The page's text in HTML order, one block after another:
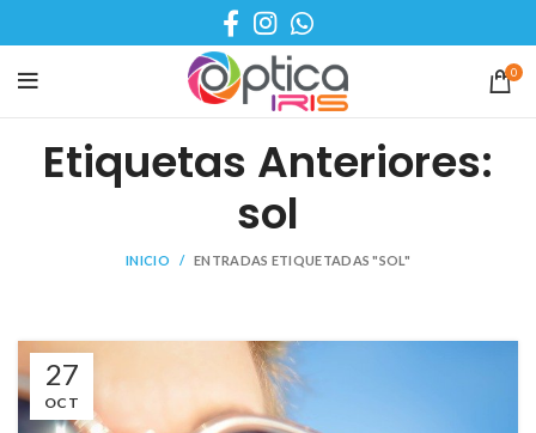
0
Etiquetas Anteriores:
sol
INICIO ENTRADAS ETIQUETADAS "SOL"
27
OCT